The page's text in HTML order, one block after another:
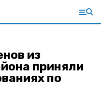
из
приняли
по